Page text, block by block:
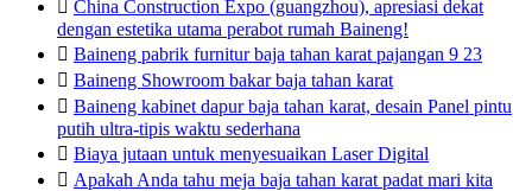
China Construction Expo (guangzhou), apresiasi dekat
dengan estetika utama perabot rumah Baineng!
 Baineng pabrik furnitur baja tahan karat pajangan 9 23
 Baineng Showroom bakar baja tahan karat
 Baineng kabinet dapur baja tahan karat, desain Panel pintu
putih ultra-tipis waktu sederhana
 Biaya jutaan untuk menyesuaikan Laser Digital
 Apakah Anda tahu meja baja tahan karat padat mari kita